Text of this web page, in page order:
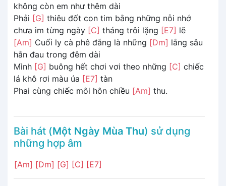
không còn em như thêm dài
Phải [G] thiêu đốt con tim bằng những nỗi nhớ
chưa im từng ngày [C] tháng trôi lặng [E7] lẽ
[Am] Cuối ly cà phê đắng là những [Dm] lắng sâu
hằn đau trong đêm dài
Mình [G] buông hết chơi vơi theo những [C] chiếc
lá khô rơi màu úa [E7] tàn
Phai cùng chiếc môi hôn chiều [Am] thu.
Bài hát (Một Ngày Mùa Thu) sử dụng
những hợp âm
[Am] [Dm] [G] [C] [E7]